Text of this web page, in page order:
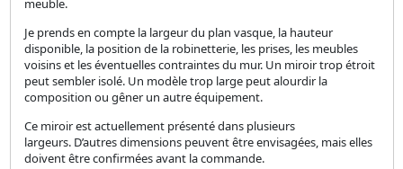
meuble.
Je prends en compte la largeur du plan vasque, la hauteur
disponible, la position de la robinetterie, les prises, les meubles
voisins et les éventuelles contraintes du mur. Un miroir trop étroit
peut sembler isolé. Un modèle trop large peut alourdir la
composition ou gêner un autre équipement.
Ce miroir est actuellement présenté dans plusieurs
largeurs. D’autres dimensions peuvent être envisagées, mais elles
doivent être confirmées avant la commande.